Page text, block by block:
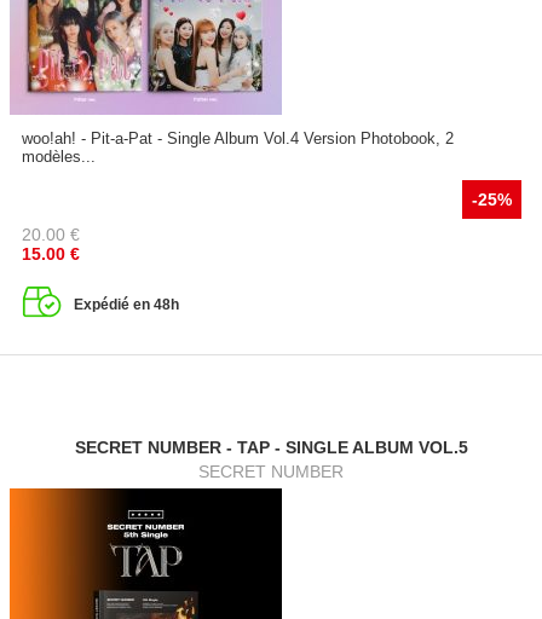
woo!ah! - Pit-a-Pat - Single Album Vol.4 Version Photobook, 2
modèles...
-25%
20.00 €
15.00 €
Expédié en 48h
SECRET NUMBER - TAP - SINGLE ALBUM VOL.5
SECRET NUMBER